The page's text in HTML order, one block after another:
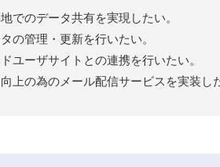
でのデータ共有を実現したい。
の管理・更新を行いたい。
ユーザサイトとの連携を行いたい。
の為のメール配信サービスを実装した